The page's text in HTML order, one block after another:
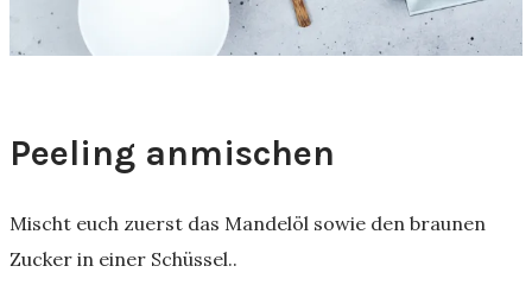
Peeling anmischen
Mischt euch zuerst das Mandelöl sowie den braunen
Zucker in einer Schüssel..